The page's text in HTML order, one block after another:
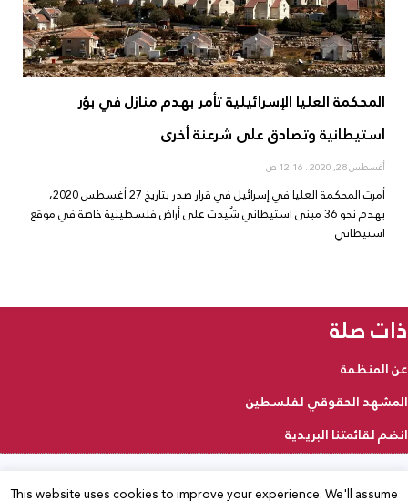
المحكمة العليا الإسرائيلية تأمر بهدم منازل في بؤر
استيطانية وتصادق على شرعنة أخرى
أغسطس 28, 2020
أمرت المحكمة العليا في إسرائيل في قرار صدر بتاريخ 27 أغسطس 2020،
بهدم نحو 36 مبنى استيطاني شُيدت على أراض فلسطينية خاصة في موقع
استيطاني
ذات صلة
عن المنظمة
المشهد الحقوقي لفلسطين
انضم لقائمتنا البريدية
This website uses cookies to improve your experience. We'll assume